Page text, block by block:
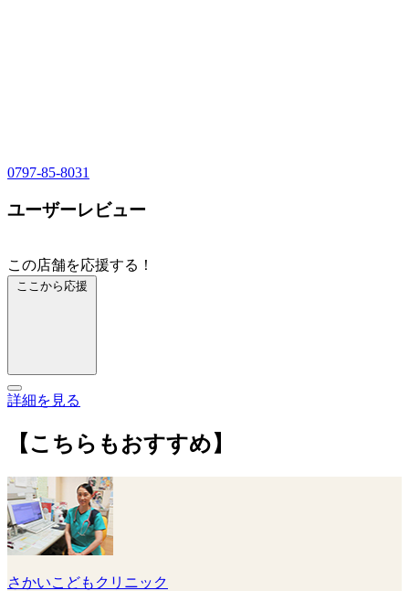
0797-85-8031
ユーザーレビュー
この店舗を応援する！
ここから応援
詳細を見る
【こちらもおすすめ】
さかいこどもクリニック